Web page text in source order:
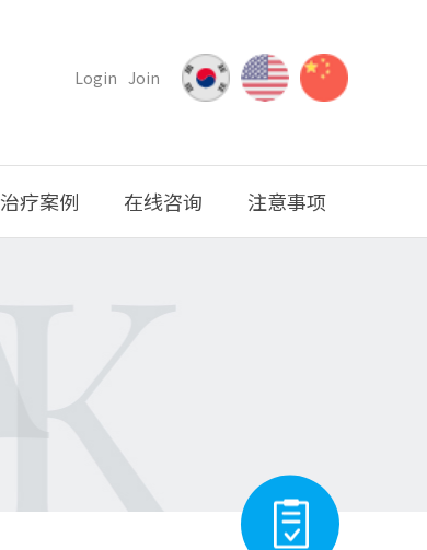
Login Join
治疗案例 在线咨询 注意事项